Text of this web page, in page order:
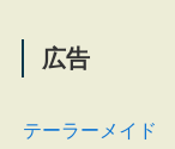
広告
テーラーメイド